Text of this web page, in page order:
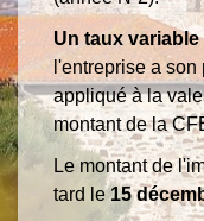
Un taux
l'entreprise a
appliqué à la
montant de la
Le montant de
tard le15